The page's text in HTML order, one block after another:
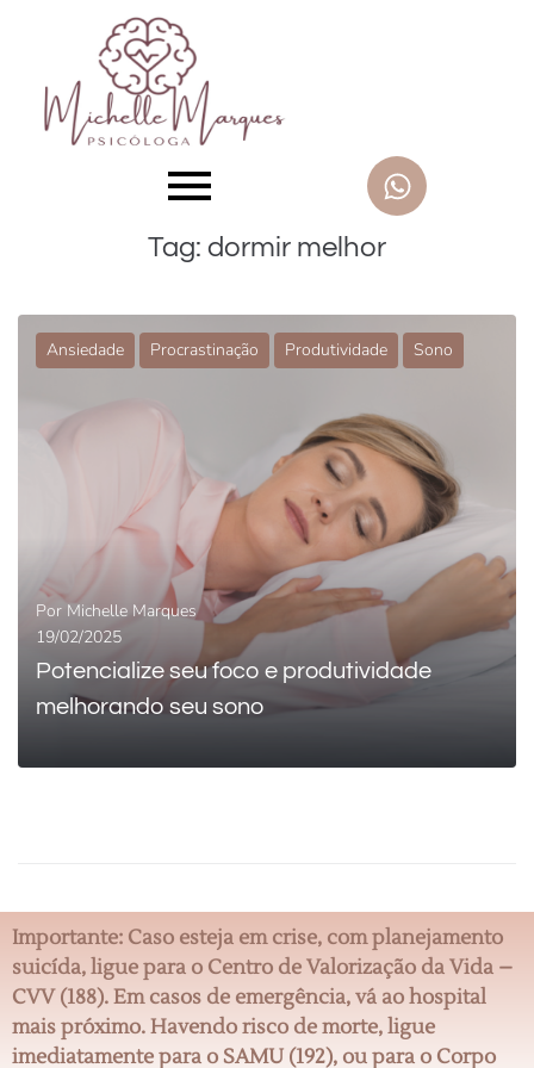
Tag: dormir melhor
Ansiedade Procrastinação Produtividade Sono
Por Michelle Marques
19/02/2025
Potencialize seu foco e produtividade
melhorando seu sono
Importante: Caso esteja em crise, com planejamento
suicída, ligue para o Centro de Valorização da Vida –
CVV (188). Em casos de emergência, vá ao hospital
mais próximo. Havendo risco de morte, ligue
imediatamente para o SAMU (192), ou para o Corpo